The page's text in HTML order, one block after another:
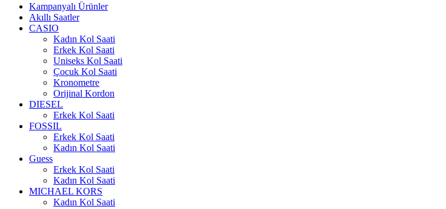
Kampanyalı Ürünler
Akıllı Saatler
CASIO
Kadın Kol Saati
Erkek Kol Saati
Uniseks Kol Saati
Çocuk Kol Saati
Kronometre
Orijinal Kordon
DIESEL
Erkek Kol Saati
FOSSIL
Erkek Kol Saati
Kadın Kol Saati
Guess
Erkek Kol Saati
Kadın Kol Saati
MICHAEL KORS
Kadın Kol Saati